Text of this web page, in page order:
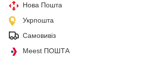
Нова Пошта
Укрпошта
Самовивіз
Meest ПОШТА